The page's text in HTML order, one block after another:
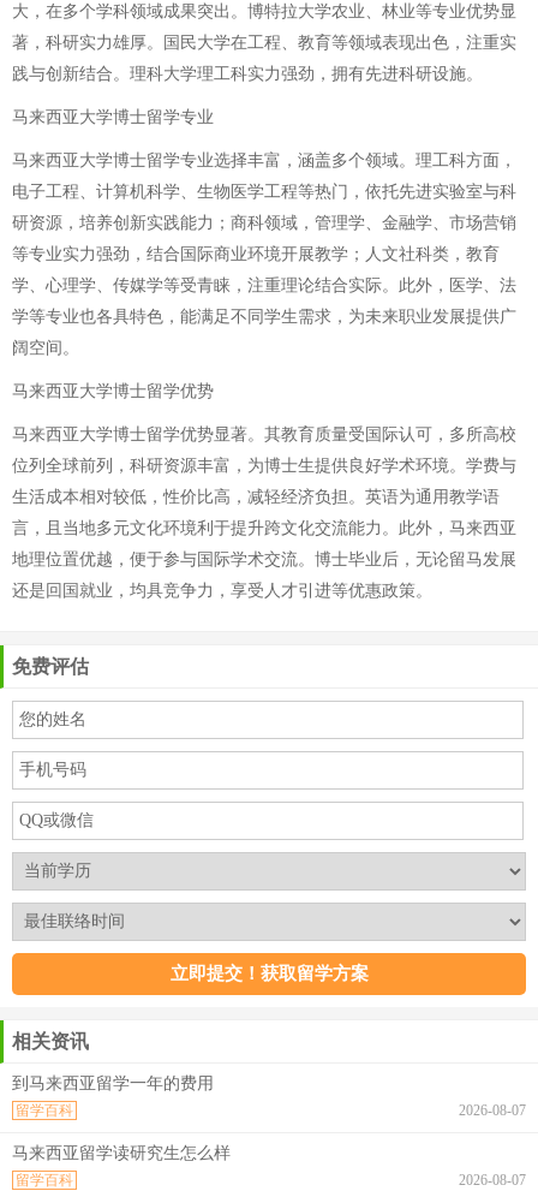
大，在多个学科领域成果突出。博特拉大学农业、林业等专业优势显
著，科研实力雄厚。国民大学在工程、教育等领域表现出色，注重实
践与创新结合。理科大学理工科实力强劲，拥有先进科研设施。
马来西亚大学博士留学专业
马来西亚大学博士留学专业选择丰富，涵盖多个领域。理工科方面，
电子工程、计算机科学、生物医学工程等热门，依托先进实验室与科
研资源，培养创新实践能力；商科领域，管理学、金融学、市场营销
等专业实力强劲，结合国际商业环境开展教学；人文社科类，教育
学、心理学、传媒学等受青睐，注重理论结合实际。此外，医学、法
学等专业也各具特色，能满足不同学生需求，为未来职业发展提供广
阔空间。
马来西亚大学博士留学优势
马来西亚大学博士留学优势显著。其教育质量受国际认可，多所高校
位列全球前列，科研资源丰富，为博士生提供良好学术环境。学费与
生活成本相对较低，性价比高，减轻经济负担。英语为通用教学语
言，且当地多元文化环境利于提升跨文化交流能力。此外，马来西亚
地理位置优越，便于参与国际学术交流。博士毕业后，无论留马发展
还是回国就业，均具竞争力，享受人才引进等优惠政策。
免费评估
相关资讯
到马来西亚留学一年的费用
2026-08-07
留学百科
马来西亚留学读研究生怎么样
2026-08-07
留学百科